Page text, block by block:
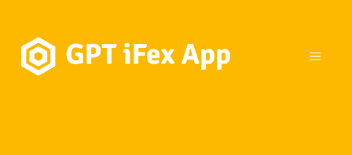
content
MENU